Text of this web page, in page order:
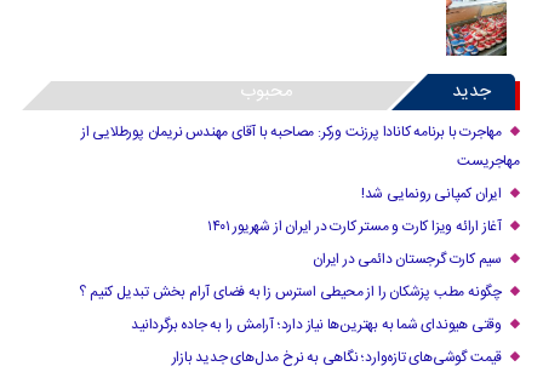
جدید محبوب
مهاجرت با برنامه کانادا پرزنت ورکر: مصاحبه با آقای مهندس نریمان پورطلایی از
مهاجریست
ایران کمپانی رونمایی شد!
آغاز ارائه ویزا کارت و مستر کارت در ایران از شهریور ۱۴۰۱
سیم کارت گرجستان دائمی در ایران
چگونه مطب پزشکان را از محیطی استرس زا به فضای آرام بخش تبدیل کنیم ؟
وقتی هیوندای شما به بهترین‌ها نیاز دارد؛ آرامش را به جاده برگردانید
قیمت گوشی‌های تازه‌وارد؛ نگاهی به نرخ مدل‌های جدید بازار